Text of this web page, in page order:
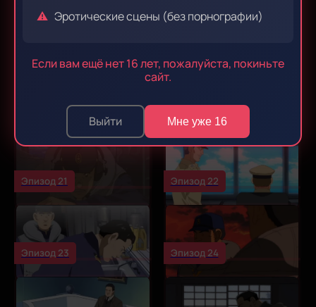
Эротические сцены (без порнографии)
Если вам ещё нет 16 лет, пожалуйста, покиньте
сайт.
Выйти Мне уже 16
Эпизод 19 Эпизод 20
Эпизод 21 Эпизод 22
Эпизод 23 Эпизод 24